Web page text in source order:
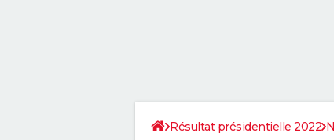
Résultat présidentielle 2022